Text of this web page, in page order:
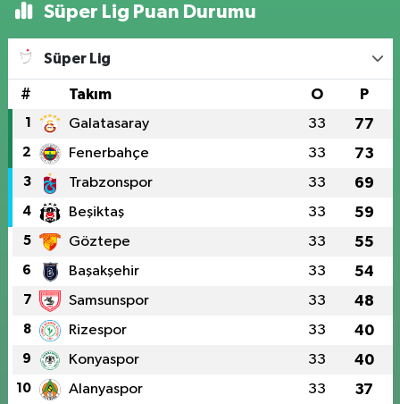
Süper Lig Puan Durumu
Süper Lig
# Takım O P
1 Galatasaray 33 77
2 Fenerbahçe 33 73
3 Trabzonspor 33 69
4 Beşiktaş 33 59
5 Göztepe 33 55
6 Başakşehir 33 54
7 Samsunspor 33 48
8 Rizespor 33 40
9 Konyaspor 33 40
10 Alanyaspor 33 37